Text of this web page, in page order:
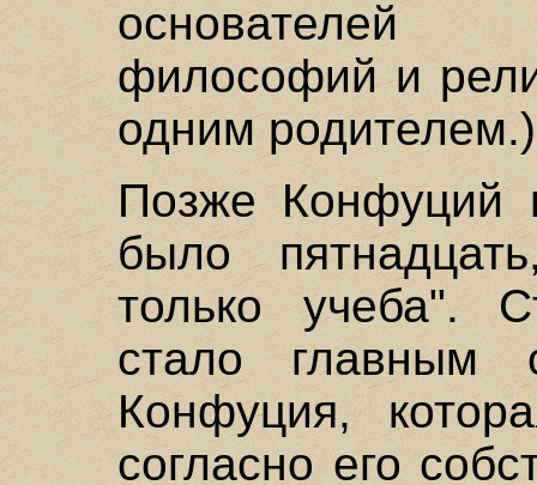
основателей
философий и
одним родителем.)
Позже Конфуций
было
только учеба".
стало главным
Конфуция,
согласно его